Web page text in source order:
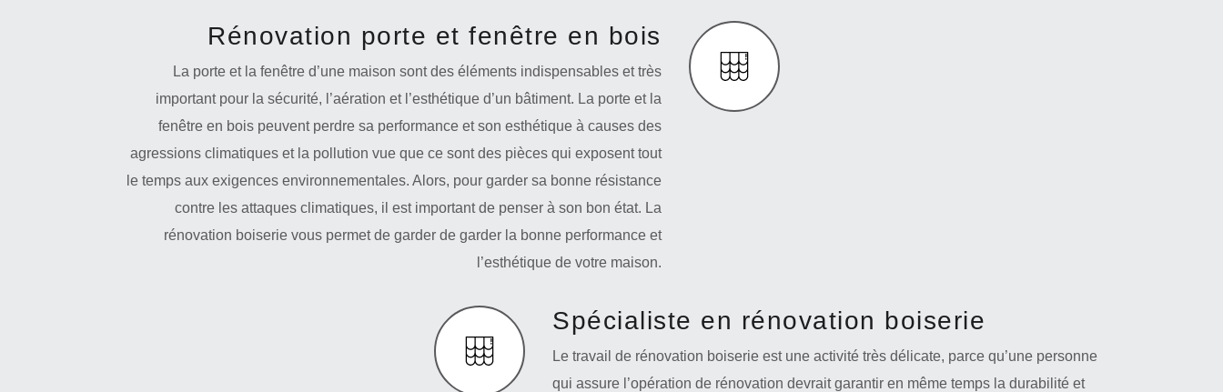
Rénovation porte et fenêtre en bois
La porte et la fenêtre d’une maison sont des éléments indispensables et très
important pour la sécurité, l’aération et l’esthétique d’un bâtiment. La porte et la
fenêtre en bois peuvent perdre sa performance et son esthétique à causes des
agressions climatiques et la pollution vue que ce sont des pièces qui exposent tout
le temps aux exigences environnementales. Alors, pour garder sa bonne résistance
contre les attaques climatiques, il est important de penser à son bon état. La
rénovation boiserie vous permet de garder de garder la bonne performance et
l’esthétique de votre maison.
Spécialiste en rénovation boiserie
Le travail de rénovation boiserie est une activité très délicate, parce qu’une personne
qui assure l’opération de rénovation devrait garantir en même temps la durabilité et